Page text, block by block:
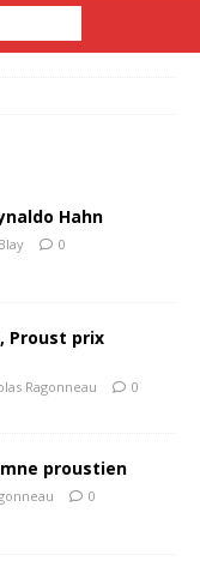
Hahn
0
Proust prix
Ragonneau 0
proustien
0